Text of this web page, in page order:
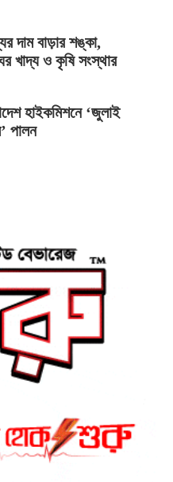
দাম বাড়ার শঙ্কা,
খাদ্য ও কৃষি সংস্থার
হাইকমিশনে ‘জুলাই
পালন